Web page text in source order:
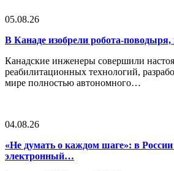
05.08.26
В Канаде изобрели робота-
Канадские инженеры совершили
реабилитационных технологий,
мире полностью автономного…
04.08.26
«Не думать о каждом шаге»: в России
электронный…